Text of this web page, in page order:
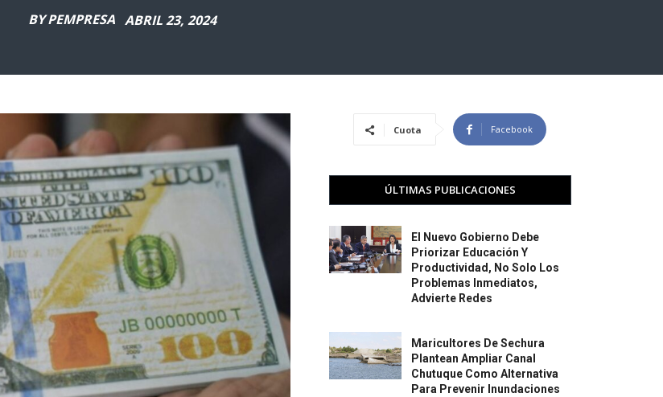
BYPEMPRESA ABRIL 23, 2024
Cuota Facebook
ÚLTIMAS PUBLICACIONES
El Nuevo Gobierno Debe
Priorizar Educación Y
Productividad, No Solo Los
Problemas Inmediatos,
Advierte Redes
Maricultores De Sechura
Plantean Ampliar Canal
Chutuque Como Alternativa
Para Prevenir Inundaciones